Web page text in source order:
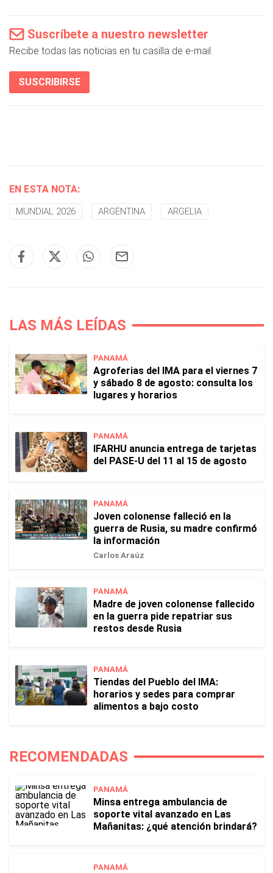
Suscríbete a nuestro newsletter
Recibe todas las noticias en tu casilla de e-mail.
SUSCRIBIRSE
EN ESTA NOTA:
MUNDIAL 2026 ARGENTINA ARGELIA
LAS MÁS LEÍDAS
PANAMÁ
Agroferias del IMA para el viernes 7
y sábado 8 de agosto: consulta los
lugares y horarios
PANAMÁ
IFARHU anuncia entrega de tarjetas
del PASE-U del 11 al 15 de agosto
PANAMÁ
Joven colonense falleció en la
guerra de Rusia, su madre confirmó
la información
Carlos Araúz
PANAMÁ
Madre de joven colonense fallecido
en la guerra pide repatriar sus
restos desde Rusia
PANAMÁ
Tiendas del Pueblo del IMA:
horarios y sedes para comprar
alimentos a bajo costo
RECOMENDADAS
PANAMÁ
Minsa entrega ambulancia de
soporte vital avanzado en Las
Mañanitas: ¿qué atención brindará?
PANAMÁ